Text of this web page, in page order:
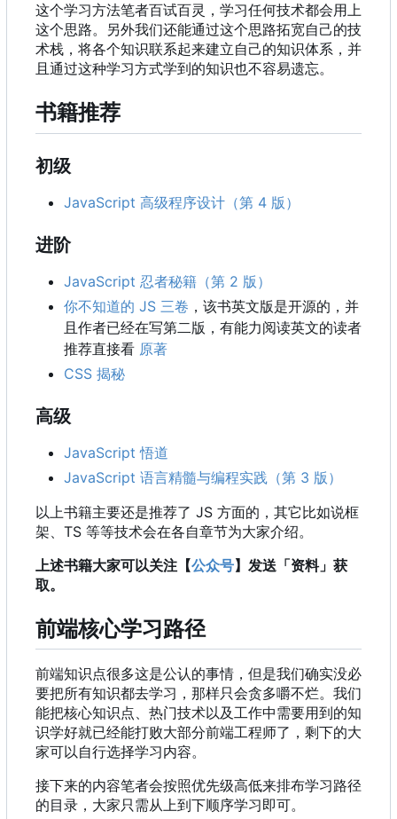
这个学习方法笔者百试百灵，学习任何技术都会用上
这个思路。另外我们还能通过这个思路拓宽自己的技
术栈，将各个知识联系起来建立自己的知识体系，并
且通过这种学习方式学到的知识也不容易遗忘。
书籍推荐
初级
JavaScript 高级程序设计（第 4 版）
进阶
JavaScript 忍者秘籍（第 2 版）
你不知道的 JS 三卷 ，该书英文版是开源的，并
且作者已经在写第二版，有能力阅读英文的读者
推荐直接看 原著
CSS 揭秘
高级
JavaScript 悟道
JavaScript 语言精髓与编程实践（第 3 版）
以上书籍主要还是推荐了 JS 方面的 ， 其它比如说框
架、TS 等等技术会在各自章节为大家介绍。
上述书籍大家可以关注【公众号】发送「资料」获
取。
前端核心学习路径
前端知识点很多这是公认的事情，但是我们确实没必
要把所有知识都去学习，那样只会贪多嚼不烂。我们
能把核心知识点、热门技术以及工作中需要用到的知
识学好就已经能打败大部分前端工程师了，剩下的大
家可以自行选择学习内容。
接下来的内容笔者会按照优先级高低来排布学习路径
的目录，大家只需从上到下顺序学习即可。